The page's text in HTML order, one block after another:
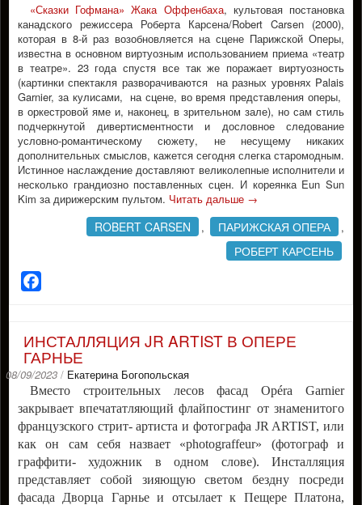
«Сказки Гофмана» Жака Оффенбаха, культовая постановка
канадского режиссера Роберта Карсена/Robert Carsen (2000),
которая в 8-й раз возобновляется на сцене Парижской Оперы,
известна в основном виртуозным использованием приема «театр
в театре». 23 года спустя все так же поражает виртуозность
(картинки спектакля разворачиваются на разных уровнях Palais
Garnier, за кулисами, на сцене, во время представления оперы,
в оркестровой яме и, наконец, в зрительном зале), но сам стиль
подчеркнутой дивертисментности и дословное следование
условно-романтическому сюжету, не несущему никаких
дополнительных смыслов, кажется сегодня слегка старомодным.
Истинное наслаждение доставляют великолепные исполнители и
несколько грандиозно поставленных сцен. И кореянка Eun Sun
Kim за дирижерским пультом. Читать дальше →
ROBERT CARSEN , ПАРИЖСКАЯ ОПЕРА ,
РОБЕРТ КАРСЕНЬ
ИНСТАЛЛЯЦИЯ JR ARTIST В ОПЕРЕ
ГАРНЬЕ
08/09/2023 / Екатерина Богопольская
Вместо строительных лесов фасадOpéra Garnier
закрывает впечататляющий флайпостинг от знаменитого
французского стрит- артиста и фотографа JR ARTIST, или
как он сам себя назвает «photograffeur» (фотограф и
граффити- художник в одном слове). Инсталляция
представляет собой зияющую светом бездну посреди
фасада Дворца Гарнье и отсылает к Пещере Платона,